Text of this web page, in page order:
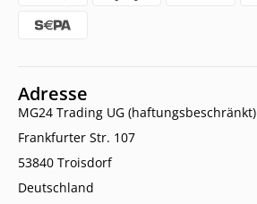
Adresse
MG24 Trading UG (haftungsbeschränkt)
Frankfurter Str. 107
53840 Troisdorf
Deutschland